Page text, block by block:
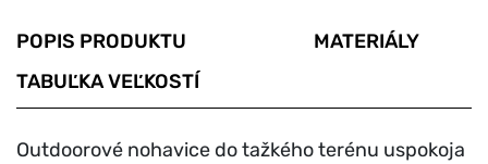
POPIS PRODUKTU
MATERIÁLY
TABUĽKA VEĽKOSTÍ
Outdoorové nohavice do tažkého terénu uspokoja